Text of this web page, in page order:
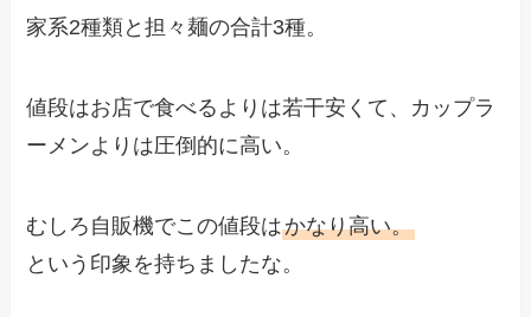
家系2種類と担々麺の合計3種。
値段はお店で食べるよりは若干安くて、カップラ
ーメンよりは圧倒的に高い。
むしろ自販機でこの値段はかなり高い。
という印象を持ちましたな。